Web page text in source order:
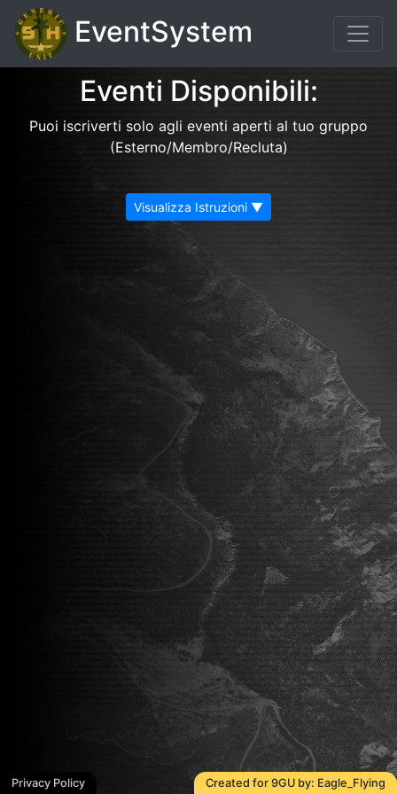
EventSystem
Eventi Disponibili:
Puoi iscriverti solo agli eventi aperti al tuo gruppo
(Esterno/Membro/Recluta)
Visualizza Istruzioni ▼
Privacy Policy Created for 9GU by: Eagle_Flying